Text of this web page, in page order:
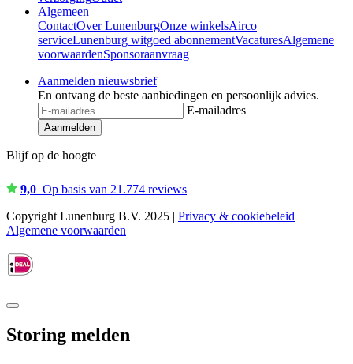
Algemeen
ContactOver LunenburgOnze winkelsAirco
serviceLunenburg witgoed abonnementVacaturesAlgemene
voorwaardenSponsoraanvraag
Aanmelden nieuwsbrief
En ontvang de beste aanbiedingen en persoonlijk advies.
E-mailadres
Aanmelden
Blijf op de hoogte
9,0 Op basis van 21.774 reviews
Copyright Lunenburg B.V. 2025 | Privacy & cookiebeleid |
Algemene voorwaarden
Storing melden